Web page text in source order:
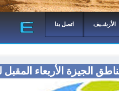
الأرشـيف اتصل بنا
الأربعاء المقبل لمدة